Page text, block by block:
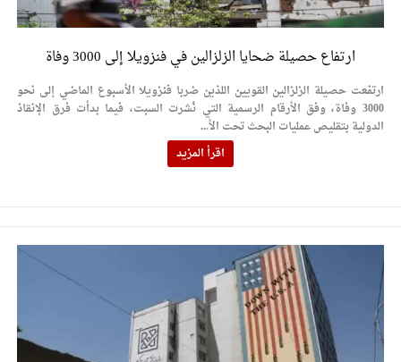
ارتفاع حصيلة ضحايا الزلزالين في فنزويلا إلى 3000 وفاة
ارتفعت حصيلة الزلزالين القويين اللذين ضربا فنزويلا الأسبوع الماضي إلى نحو
3000 وفاة، وفق الأرقام الرسمية التي نُشرت السبت، فيما بدأت فرق الإنقاذ
الدولية بتقليص عمليات البحث تحت الأ...
اقرأ المزيد